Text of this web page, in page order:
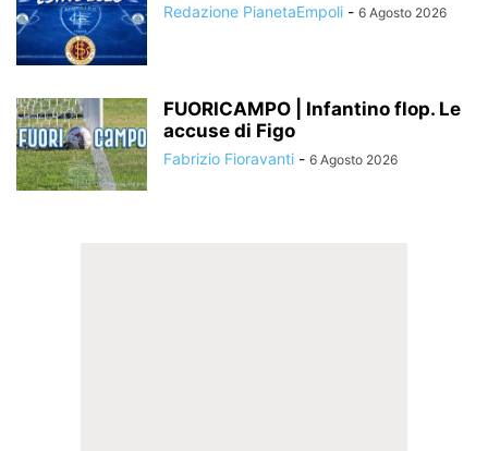
Redazione PianetaEmpoli - 6 Agosto 2026
FUORICAMPO | Infantino flop. Le
accuse di Figo
Fabrizio Fioravanti - 6 Agosto 2026